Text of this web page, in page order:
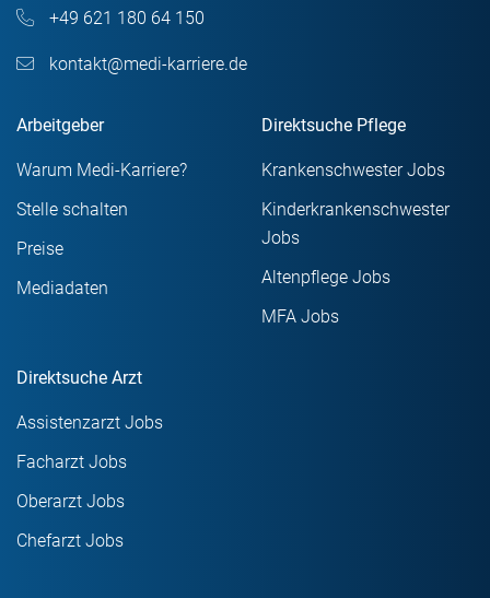
+49 621 180 64 150
kontakt@medi-karriere.de
Arbeitgeber
Warum Medi-Karriere?
Stelle schalten
Preise
Mediadaten
Direktsuche Pflege
Krankenschwester Jobs
Kinderkrankenschwester
Jobs
Altenpflege Jobs
MFA Jobs
Direktsuche Arzt
Assistenzarzt Jobs
Facharzt Jobs
Oberarzt Jobs
Chefarzt Jobs